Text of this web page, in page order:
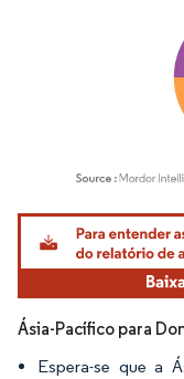
Imagem © Mordor
Ásia-Pacífico para
Espera-se que a